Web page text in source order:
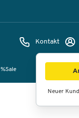
Kontakt
Neuer
%Sale
360°-Ansicht